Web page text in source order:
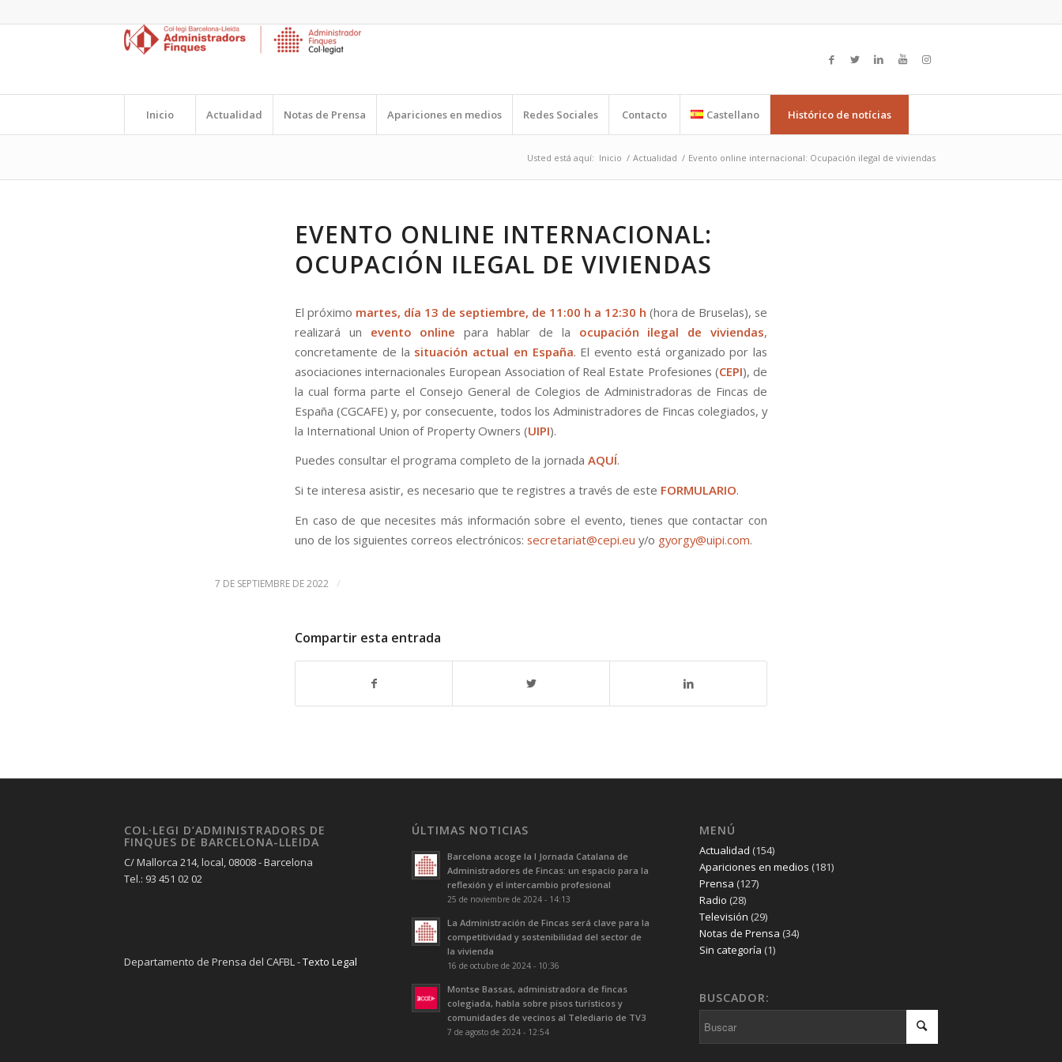
Inicio Actualidad Notas de Prensa Apariciones en medios Redes Sociales Contacto Castellano Histórico de notícias
Usted está aquí: Inicio / Actualidad / Evento online internacional: Ocupación ilegal de viviendas
EVENTO ONLINE INTERNACIONAL:
OCUPACIÓN ILEGAL DE VIVIENDAS
El próximo martes, día 13 de septiembre, de 11:00 h a 12:30 h (hora de Bruselas), se
realizará un evento online para hablar de la ocupación ilegal de viviendas,
concretamente de la situación actual en España. El evento está organizado por las
asociaciones internacionales European Association of Real Estate Profesiones (CEPI), de
la cual forma parte el Consejo General de Colegios de Administradoras de Fincas de
España (CGCAFE) y, por consecuente, todos los Administradores de Fincas colegiados, y
la International Union of Property Owners (UIPI).
Puedes consultar el programa completo de la jornada AQUÍ.
Si te interesa asistir, es necesario que te registres a través de este FORMULARIO.
En caso de que necesites más información sobre el evento, tienes que contactar con
uno de los siguientes correos electrónicos: secretariat@cepi.eu y/o gyorgy@uipi.com.
7 DE SEPTIEMBRE DE 2022 /
Compartir esta entrada
COL·LEGI D’ADMINISTRADORS DE
FINQUES DE BARCELONA-LLEIDA
C/ Mallorca 214, local, 08008 - Barcelona
Tel.: 93 451 02 02
Departamento de Prensa del CAFBL -Texto Legal
ÚLTIMAS NOTICIAS
Barcelona acoge la I Jornada Catalana de
Administradores de Fincas: un espacio para la
reflexión y el intercambio profesional
25 de noviembre de 2024 - 14:13
La Administración de Fincas será clave para la
competitividad y sostenibilidad del sector de
la vivienda
16 de octubre de 2024 - 10:36
Montse Bassas, administradora de fincas
colegiada, habla sobre pisos turísticos y
comunidades de vecinos al Telediario de TV3
7 de agosto de 2024 - 12:54
MENÚ
Actualidad (154)
Apariciones en medios (181)
Prensa (127)
Radio (28)
Televisión (29)
Notas de Prensa (34)
Sin categoría (1)
BUSCADOR: